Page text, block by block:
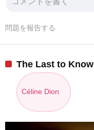
問題を報告する
The Last to Know
Céline Dion